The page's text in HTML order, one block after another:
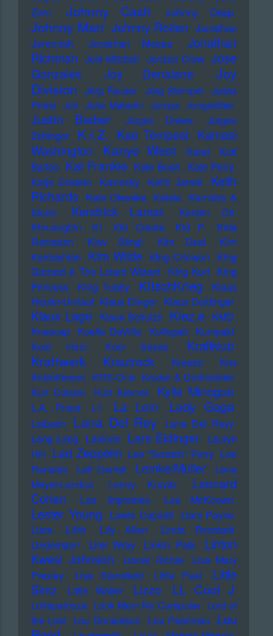
Zorn
Johnny Cash Johnny Depp
Johnny Marr Johnny Rotten Jonathan
Jeremiah
Jonathan Meese
Jonathan
Richman Joni Mitchell Jonzun Crew Jose
Gonzales
Joy Denalane
Joy
Division Jörg Fauser Jörg Stempel Judas
Priest Juli Julia Meladin Jumpa Jungstötter
Justin Bieber Jürgen Drews
Jürgen
Zeltinger
K.I.Z. Kae Tempest Kamasi
Washington
Kanye West Karat
Karl
Bartos Kat Frankie Kate Bush Kate Perry
Katja Ebstein
Kavinsky Keith Jarrett
Keith
Richards Kele Okereke Kelela Kemistry &
Storm
Kendrick Lamar
Kerstin Ott
Khruangbin
KI KId Creole KId P.
KIda
Ramadan
KIev Stingl KIm Deal
KIm
Kardashian KIm Wilde KIng Crimson KIng
Gizzard & The Lizard Wizard KIng Kurt KIng
Princess
KIng Tubby KItschKrieg
Klaas
Heufer-Umlauf Klaus Dinger Klaus Doldinger
Klaus Lage Klaus Schulze Klez.e KMD
Kneecap Koefte DeVille Kollegah Kompakt
Kool Herc
Kool Savas Kraftklub
Kraftwerk Krautrock Kreator
Kris
Kristofferson KRS-One Kruder & Dorfmeister
Kurt Cobain
Kurt Krömer Kylie Minogue
L.A. Priest L7 La Lom Lady Gaga
Laibach Lana Del Rey
Lana Del Reyy
Lang Lang Lankum Lars Eidinger Lauryn
Hill Led Zeppelin Lee "Scratch" Perry Lee
Ranaldo
Leif Garrett Lemke/Müller
Lena
Meyer-Landrut
Lenny Kravitz
Leonard
Cohen
Les Impremes Les McKeown
Lester Young Lewis Capaldi Liam Payne
Liars
Lilith Lily Allen
Linda Ronstadt
Lindemann
Link Wray Linkin Park
Linton
Kwesi Johnson
Lionel Richie
Lisa Mary
Presley
Lisa Stansfield Little Feat
Little
Simz
Little Walter Lizzo LL Cool J
Lollapalooza Look Mum No Computer Lord of
the Lost Lou Donaldson Lou Pearlman Lou